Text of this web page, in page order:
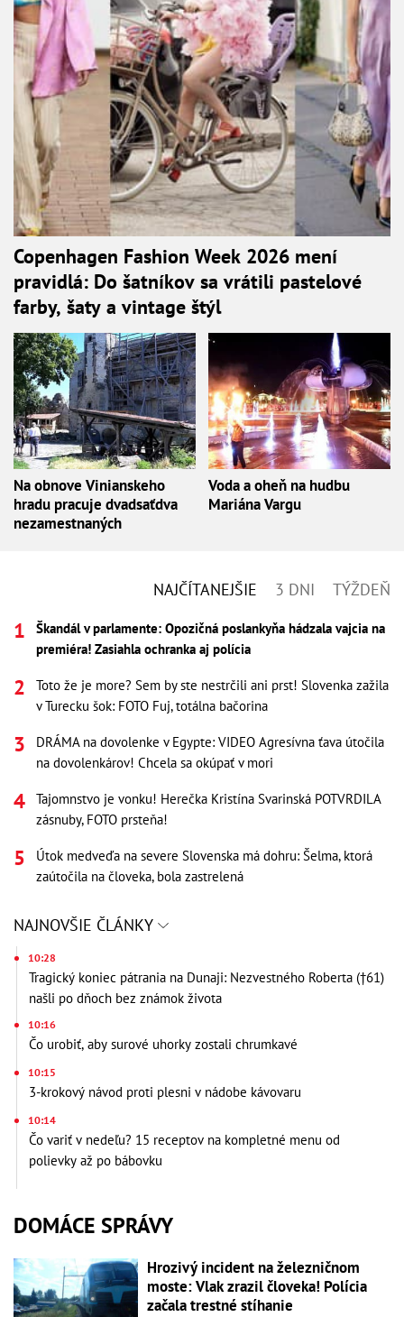
Copenhagen Fashion Week 2026 mení
pravidlá: Do šatníkov sa vrátili pastelové
farby, šaty a vintage štýl
Na obnove Vinianskeho
hradu pracuje dvadsaťdva
nezamestnaných
Voda a oheň na hudbu
Mariána Vargu
NAJČÍTANEJŠIE 3 DNI TÝŽDEŇ
Škandál v parlamente: Opozičná poslankyňa hádzala vajcia na
premiéra! Zasiahla ochranka aj polícia
Toto že je more? Sem by ste nestrčili ani prst! Slovenka zažila
v Turecku šok: FOTO Fuj, totálna bačorina
DRÁMA na dovolenke v Egypte: VIDEO Agresívna ťava útočila
na dovolenkárov! Chcela sa okúpať v mori
Tajomnstvo je vonku! Herečka Kristína Svarinská POTVRDILA
zásnuby, FOTO prsteňa!
Útok medveďa na severe Slovenska má dohru: Šelma, ktorá
zaútočila na človeka, bola zastrelená
NAJNOVŠIE ČLÁNKY
10:28
Tragický koniec pátrania na Dunaji: Nezvestného Roberta (†61)
našli po dňoch bez známok života
10:16
Čo urobiť, aby surové uhorky zostali chrumkavé
10:15
3-krokový návod proti plesni v nádobe kávovaru
10:14
Čo variť v nedeľu? 15 receptov na kompletné menu od
polievky až po bábovku
DOMÁCE SPRÁVY
Hrozivý incident na železničnom
moste: Vlak zrazil človeka! Polícia
začala trestné stíhanie